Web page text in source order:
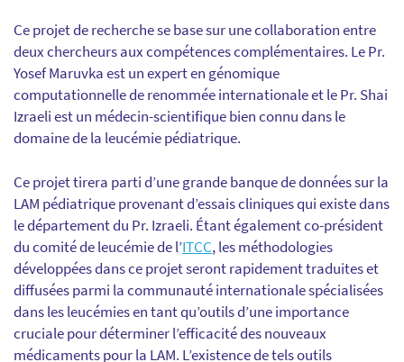
Ce projet de recherche se base sur une collaboration entre
deux chercheurs aux compétences complémentaires. Le Pr.
Yosef Maruvka est un expert en génomique
computationnelle de renommée internationale et le Pr. Shai
Izraeli est un médecin-scientifique bien connu dans le
domaine de la leucémie pédiatrique.
Ce projet tirera parti d’une grande banque de données sur la
LAM pédiatrique provenant d’essais cliniques qui existe dans
le département du Pr. Izraeli. Étant également co-président
du comité de leucémie de l’ITCC, les méthodologies
développées dans ce projet seront rapidement traduites et
diffusées parmi la communauté internationale spécialisées
dans les leucémies en tant qu’outils d’une importance
cruciale pour déterminer l’efficacité des nouveaux
médicaments pour la LAM. L’existence de tels outils